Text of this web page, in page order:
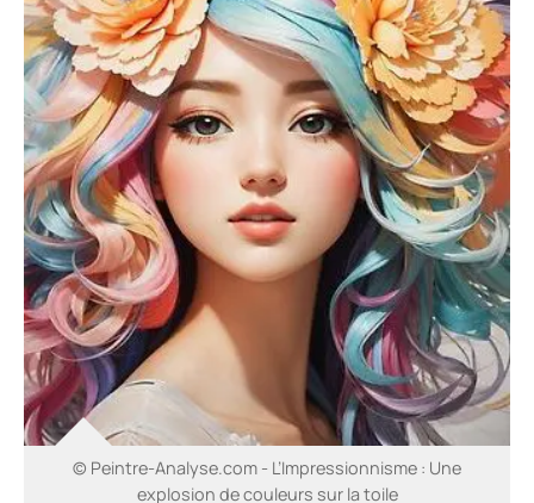
© Peintre-Analyse.com - L’Impressionnisme : Une
explosion de couleurs sur la toile